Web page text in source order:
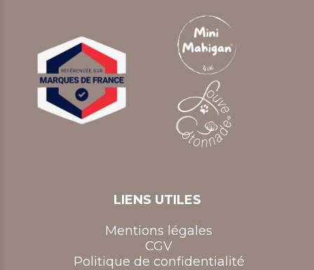
LIENS UTILES
Mentions légales
CGV
Politique de confidentialité